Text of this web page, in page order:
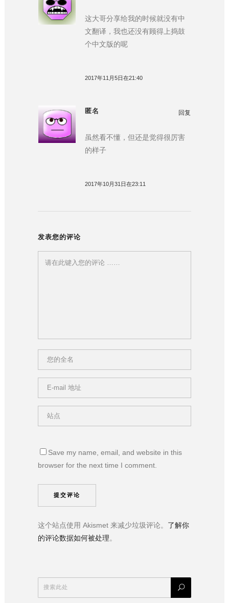
这大哥分享给我的时候就没有中
文翻译，我也还没有顾得上捣鼓
个中文版的呢
2017年11月5日在21:40
匿名 回复
虽然看不懂，但还是觉得很厉害
的样子
2017年10月31日在23:11
发表您的评论
Save my name, email, and website in this
browser for the next time I comment.
这个站点使用 Akismet 来减少垃圾评论。 了解你
的评论数据如何被处理。